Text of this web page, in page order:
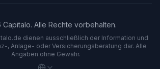
Capitalo. Alle Rechte vorbehalten.
de dienen ausschließlich der Information und
, Anlage- oder Versicherungsberatung dar. Alle
Angaben ohne Gewähr.